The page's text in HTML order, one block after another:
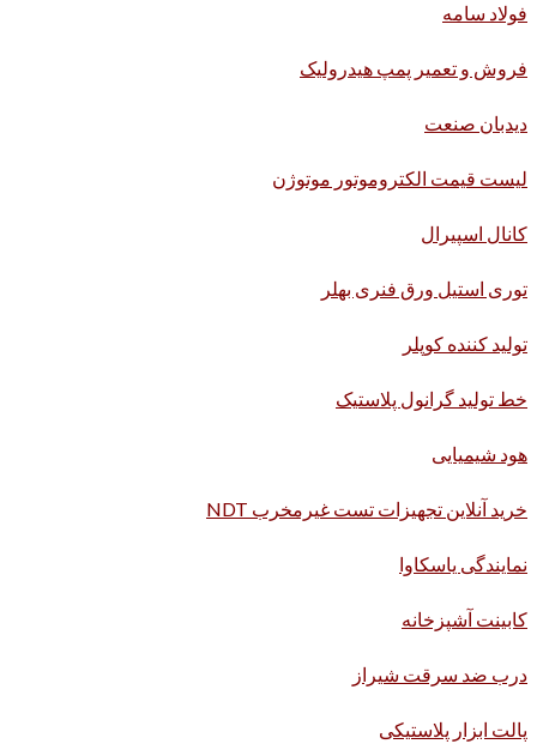
فولاد سامه
فروش و تعمیر پمپ هیدرولیک
دیدبان صنعت
لیست قیمت الکتروموتور موتوژن
کانال اسپیرال
توری استیل ورق فنری بهلر
تولید کننده کوپلر
خط تولید گرانول پلاستیک
هود شیمیایی
خرید آنلاین تجهیزات تست غیرمخرب NDT
نمایندگی یاسکاوا
کابینت آشپزخانه
درب ضد سرقت شیراز
پالت ابزار پلاستیکی